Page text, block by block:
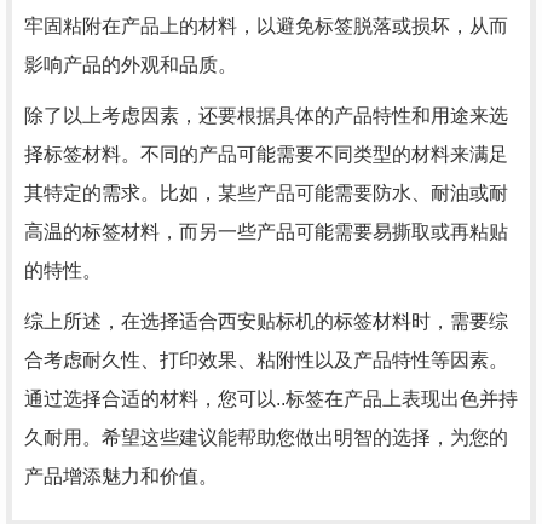
牢固粘附在产品上的材料，以避免标签脱落或损坏，从而
影响产品的外观和品质。
除了以上考虑因素，还要根据具体的产品特性和用途来选
择标签材料。不同的产品可能需要不同类型的材料来满足
其特定的需求。比如，某些产品可能需要防水、耐油或耐
高温的标签材料，而另一些产品可能需要易撕取或再粘贴
的特性。
综上所述，在选择适合西安贴标机的标签材料时，需要综
合考虑耐久性、打印效果、粘附性以及产品特性等因素。
通过选择合适的材料，您可以..标签在产品上表现出色并持
久耐用。希望这些建议能帮助您做出明智的选择，为您的
产品增添魅力和价值。